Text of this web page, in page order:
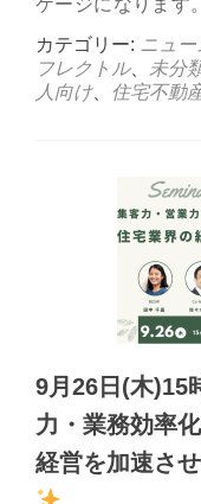
ケージになります
カテゴリー: ニュ
フレクトル、 未分
人向け、 住宅不動
9月26日(木)15
力・業務効率
経営を加速さ